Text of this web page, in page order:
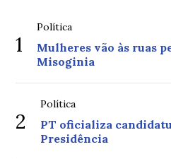
1
Política
Mulheres vão às ruas
Misoginia
2
Política
PT oficializa
Presidência